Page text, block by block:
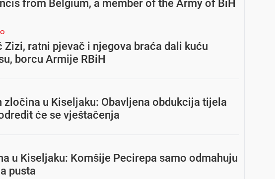
from Belgium, a member of the Army of BiH
Zizi, ratni pjevač i njegova braća dali kuću
borcu Armije RBiH
zločina u Kiseljaku: Obavljena obdukcija tijela
će se vještačenja
u Kiseljaku: Komšije Pecirepa samo odmahuju
pusta